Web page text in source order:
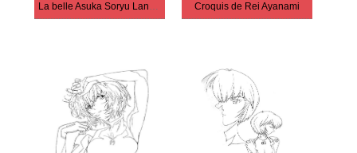
La belle Asuka Soryu Langley Croquis de Rei Ayanami